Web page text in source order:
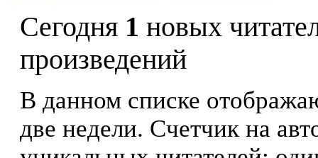
Сегодня 1 новых
произведений
В данном списке
две недели. Счетчик на